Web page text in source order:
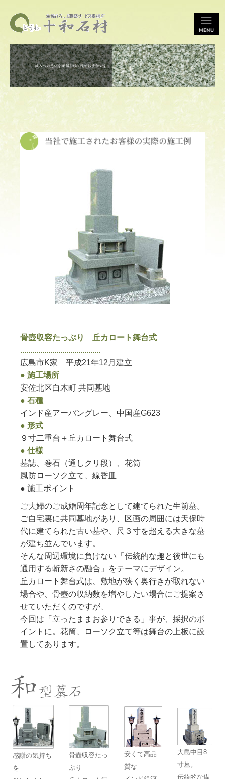
骨壺収容たっぷり 丘カロート舞台式
........................................
広島市K家 平成21年12月建立
● 施工場所
安佐北区白木町 共同墓地
● 石種
インド産アーバングレー、中国産G623
● 形式
９寸二重台＋丘カロート舞台式
● 仕様
墓誌、巻石（通しクリ段）、花筒
風防ローソク立て、線香皿
● 施工ポイント
ご夫婦のご成婚周年記念として建てられた生前墓。
ご自宅裏に共同墓地があり、区画の周囲には天保時
代に建てられた古い墓や、尺３寸を超える大きな墓
が建ち並んでいます。
そんな周辺環境に負けない「伝統的な趣と後世にも
通用する斬新さの融合」をテーマにデザイン。
丘カロート舞台式は、敷地が狭く奥行きが取れない
場合や、骨壺の収納数を増やしたい場合にご提案さ
せていただくのですが、
今回は「立ったままお参りできる」事が、採択のポ
イントに。花筒、ローソク立て等は舞台の上板に設
置してあります。
感謝の気持ち
を
骨壺収容たっ
ぷり
安くて高品
質な
大島中目8
寸墓。
伝統的な備